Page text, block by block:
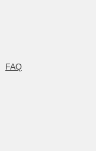
FAQ